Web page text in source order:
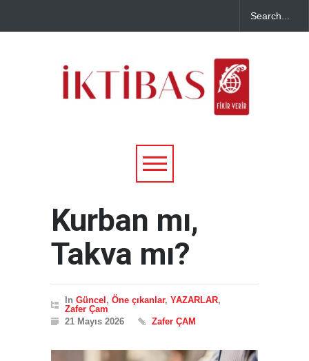
Kurban mı,
Takva mı?
In Güncel, Öne çıkanlar, YAZARLAR,
Zafer Çam
21 Mayıs 2026
Zafer ÇAM